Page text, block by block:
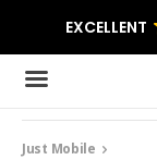
Just Mobile